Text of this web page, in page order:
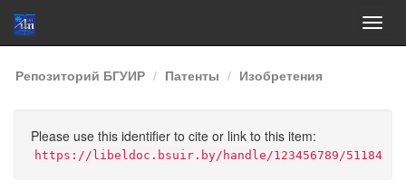
Skip
navigation
Репозиторий БГУИР Патенты Изобретения
Please use this identifier to cite or link to this item:
https://libeldoc.bsuir.by/handle/123456789/51184